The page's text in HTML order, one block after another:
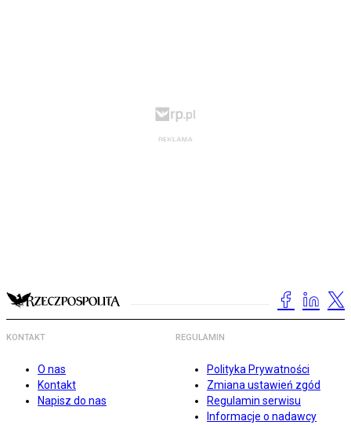
KONTAKT
O nas
Kontakt
Napisz do nas
REGULAMIN
Polityka Prywatności
Zmiana ustawień zgód
Regulamin serwisu
Informacje o nadawcy